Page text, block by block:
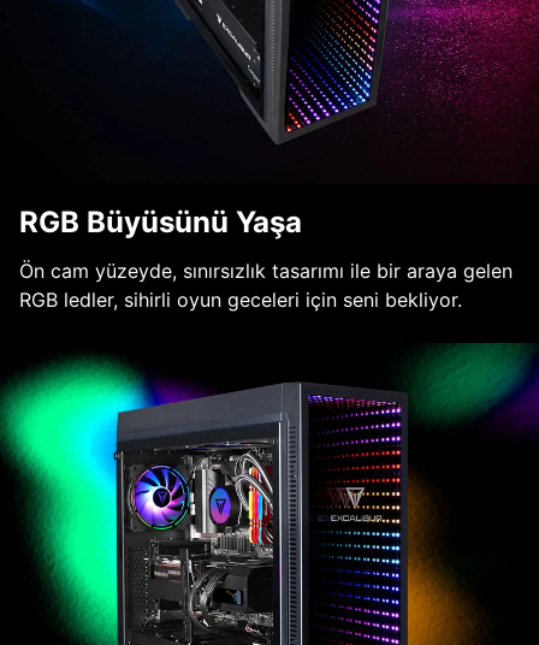
RGB Büyüsünü Yaşa
Ön cam yüzeyde, sınırsızlık tasarımı ile bir araya gelen
RGB ledler, sihirli oyun geceleri için seni bekliyor.